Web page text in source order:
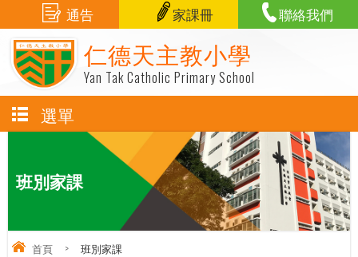
仁德天主教小學
Yan Tak Catholic Primary School
通告 家課冊 聯絡我們
選單
班別家課
首頁 > 班別家課